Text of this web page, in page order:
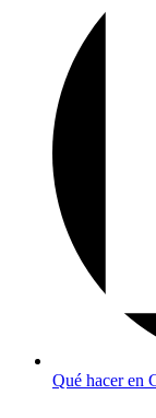
Qué hacer